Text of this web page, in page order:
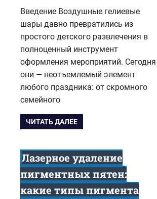
Введение Воздушные гелиевые
шары давно превратились из
простого детского развлечения в
полноценный инструмент
оформления мероприятий. Сегодня
они — неотъемлемый элемент
любого праздника: от скромного
семейного
ЧИТАТЬ ДАЛЕЕ
Лазерное удаление
пигментных пятен:
какие типы пигмента